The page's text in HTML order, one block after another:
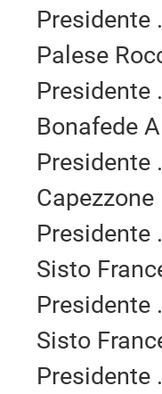
Presidente
Palese
Presidente
Bonafede
Presidente
Presidente
Sisto
Presidente
Sisto
Presidente